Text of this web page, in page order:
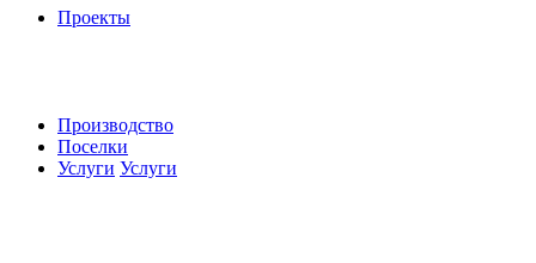
Проекты
Производство
Поселки
Услуги Услуги